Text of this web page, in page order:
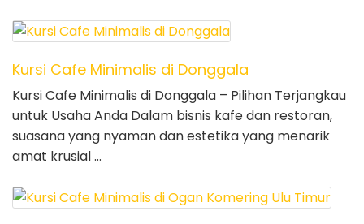
Kursi Cafe Minimalis di Donggala
Kursi Cafe Minimalis di Donggala – Pilihan Terjangkau
untuk Usaha Anda Dalam bisnis kafe dan restoran,
suasana yang nyaman dan estetika yang menarik
amat krusial …